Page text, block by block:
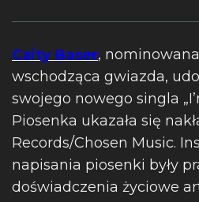
Caity Baser,
wschodząca gwiazda,
swojego nowego singla
Piosenka ukazała się
Records/Chosen Music.
napisania piosenki były
doświadczenia życiowe